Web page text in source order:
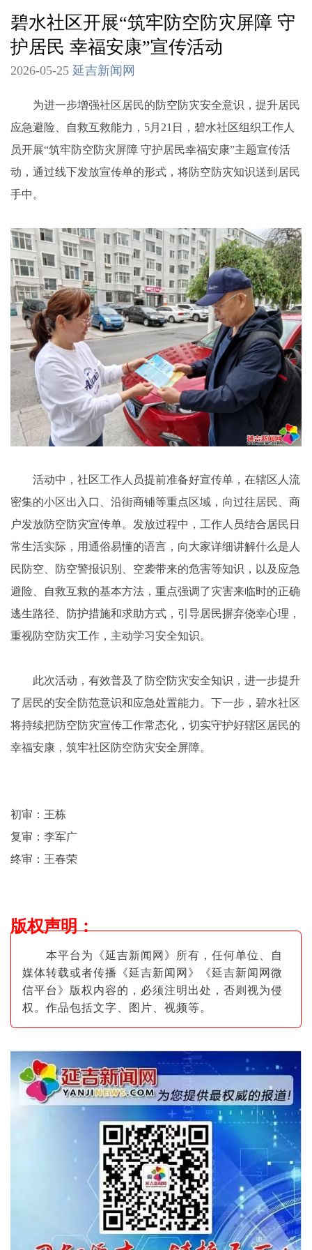
碧水社区开展“筑牢防空防灾屏障 守
护居民 幸福安康”宣传活动
2026-05-25 延吉新闻网
为进一步增强社区居民的防空防灾安全意识，提升居民
应急避险、自救互救能力，5月21日，碧水社区组织工作人
员开展“筑牢防空防灾屏障 守护居民幸福安康”主题宣传活
动，通过线下发放宣传单的形式，将防空防灾知识送到居民
手中。
活动中，社区工作人员提前准备好宣传单，在辖区人流
密集的小区出入口、沿街商铺等重点区域，向过往居民、商
户发放防空防灾宣传单。发放过程中，工作人员结合居民日
常生活实际，用通俗易懂的语言，向大家详细讲解什么是人
民防空、防空警报识别、空袭带来的危害等知识，以及应急
避险、自救互救的基本方法，重点强调了灾害来临时的正确
逃生路径、防护措施和求助方式，引导居民摒弃侥幸心理，
重视防空防灾工作，主动学习安全知识。
此次活动，有效普及了防空防灾安全知识，进一步提升
了居民的安全防范意识和应急处置能力。下一步，碧水社区
将持续把防空防灾宣传工作常态化，切实守护好辖区居民的
幸福安康，筑牢社区防空防灾安全屏障。
初审：王栋
复审：李军广
终审：王春荣
版权声明：
本平台为《延吉新闻网》所有，任何单位、自
媒体转载或者传播《延吉新闻网》《延吉新闻网微
信平台》版权内容的，必须注明出处，否则视为侵
权。作品包括文字、图片 、视频等。